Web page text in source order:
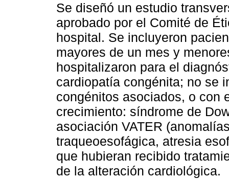
Se diseñó un estudio
aprobado por el Comité de
hospital. Se incluyeron
mayores de un mes y
hospitalizaron para el
cardiopatía congénita; no se
congénitos asociados, o con
crecimiento: síndrome de
asociación VATER
traqueoesofágica, atresia
que hubieran recibido
de la alteración cardiológica.